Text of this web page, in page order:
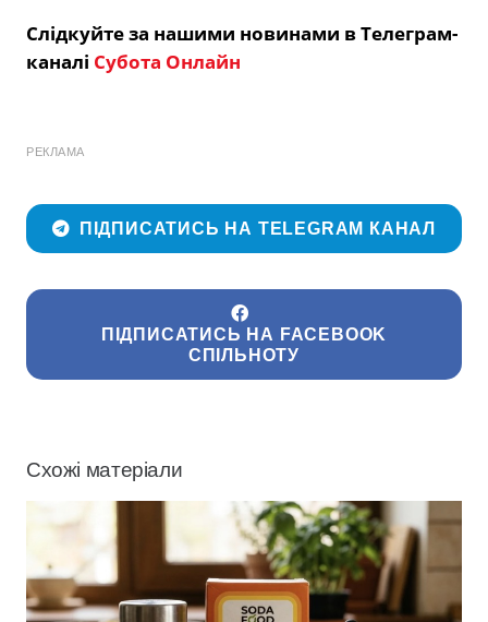
Слідкуйте за нашими новинами в Телеграм-
каналі Субота Онлайн
РЕКЛАМА
ПІДПИСАТИСЬ НА TELEGRAM КАНАЛ
ПІДПИСАТИСЬ НА FACEBOOK
СПІЛЬНОТУ
Схожі матеріали